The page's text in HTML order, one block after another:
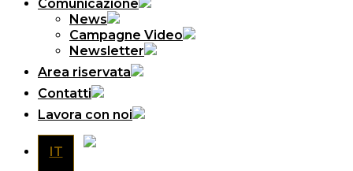
Comunicazione
News
Campagne Video
Newsletter
Area riservata
Contatti
Lavora con noi
IT